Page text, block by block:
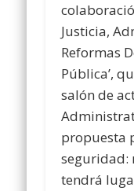
Justicia,
Reformas
Pública’,
salón de
propuesta
seguridad:
tendrá